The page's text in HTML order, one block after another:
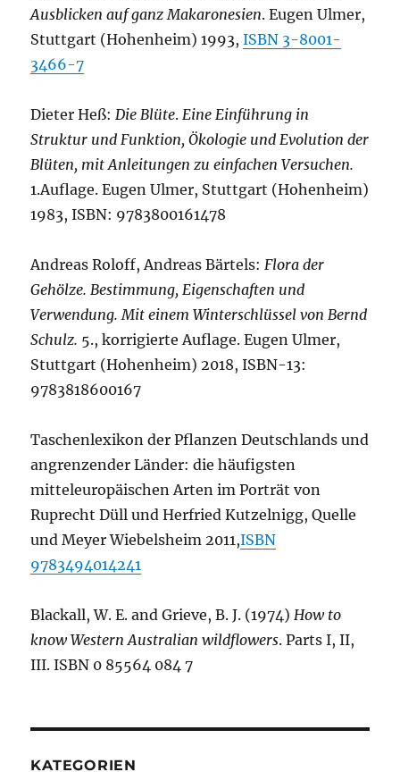
Ausblicken auf ganz Makaronesien. Eugen Ulmer,
Stuttgart (Hohenheim) 1993,ISBN 3-8001-
3466-7
Dieter Heß: Die Blüte. Eine Einführung in
Struktur und Funktion, Ökologie und Evolution der
Blüten, mit Anleitungen zu einfachen Versuchen.
1.Auflage. Eugen Ulmer, Stuttgart (Hohenheim)
1983, ISBN: 9783800161478
Andreas Roloff, Andreas Bärtels: Flora der
Gehölze. Bestimmung, Eigenschaften und
Verwendung. Mit einem Winterschlüssel von Bernd
Schulz. 5., korrigierte Auflage. Eugen Ulmer,
Stuttgart (Hohenheim) 2018, ISBN-13:
9783818600167
Taschenlexikon der Pflanzen Deutschlands und
angrenzender Länder: die häufigsten
mitteleuropäischen Arten im Porträt von
Ruprecht Düll und Herfried Kutzelnigg, Quelle
und Meyer Wiebelsheim 2011,ISBN
9783494014241
Blackall, W. E. and Grieve, B. J. (1974) How to
know Western Australian wildflowers. Parts I, II,
III. ISBN 0 85564 084 7
KATEGORIEN